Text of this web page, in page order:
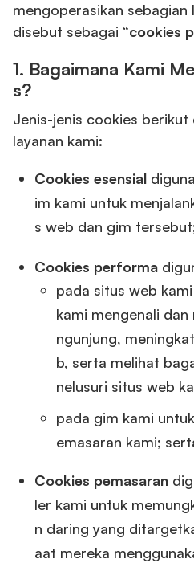
mengoperasikan sebagian
disebut sebagai “cookies
1. Bagaimana Kami
s?
Jenis-jenis cookies berikut
layanan kami:
Cookies esensial
im kami untuk
s web dan gim
Cookies performa
pada situs web
kami mengenali
ngunjung,
b, serta melihat
nelusuri situs web
pada gim kami
emasaran kami;
Cookies pemasaran
ler kami untuk
n daring yang
aat mereka